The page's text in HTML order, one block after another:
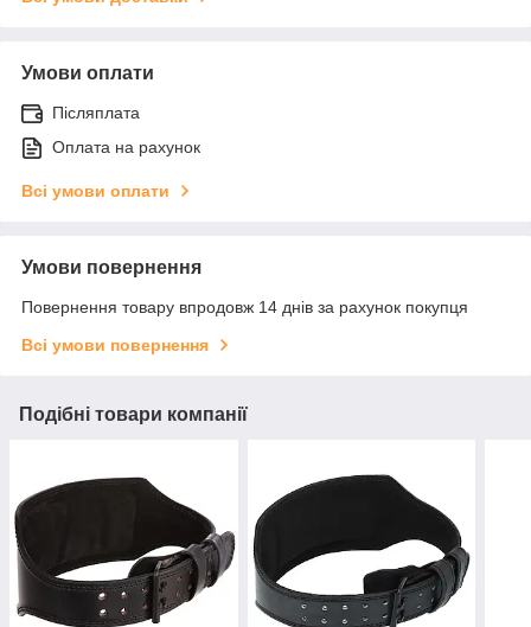
Умови оплати
Післяплата
Оплата на рахунок
Всі умови оплати
Умови повернення
Повернення товару впродовж 14 днів за рахунок покупця
Всі умови повернення
Подібні товари компанії